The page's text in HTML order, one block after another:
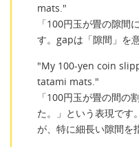
mats."
「100円玉が畳の隙間
す。gapは「隙間」を
"My 100-yen coin
tatami mats."
「100円玉が畳の間の
た。」という表現です
が、特に細長い隙間を